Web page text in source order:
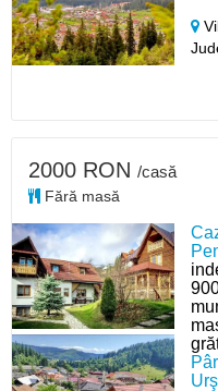
2000 RON /casă
Fără masă